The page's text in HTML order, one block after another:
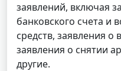
заявлений, включая
банковского счета и
средств, заявления о
заявления о снятии
другие.